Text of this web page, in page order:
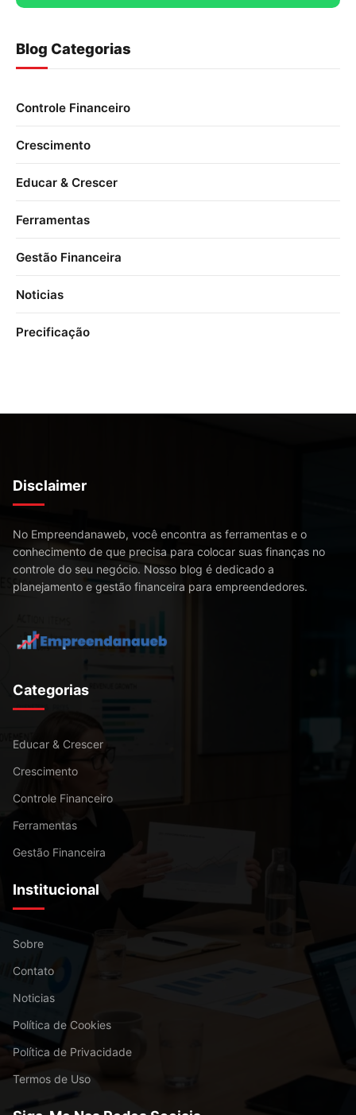
Blog Categorias
Controle Financeiro
Crescimento
Educar & Crescer
Ferramentas
Gestão Financeira
Noticias
Precificação
Disclaimer
No Empreendanaweb, você encontra as ferramentas e o
conhecimento de que precisa para colocar suas finanças no
controle do seu negócio. Nosso blog é dedicado a
planejamento e gestão financeira para empreendedores.
Categorias
Educar & Crescer
Crescimento
Controle Financeiro
Ferramentas
Gestão Financeira
Institucional
Sobre
Contato
Noticias
Política de Cookies
Política de Privacidade
Termos de Uso